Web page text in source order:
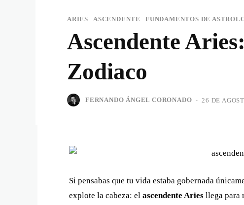
ARIES ASCENDENTE FUNDAMENTOS DE
Ascendente
Zodiaco
FERNANDO ÁNGEL CORONADO - 26 DE
Si pensabas que tu vida estaba gobernada
explote la cabeza: el ascendente Aries llega para